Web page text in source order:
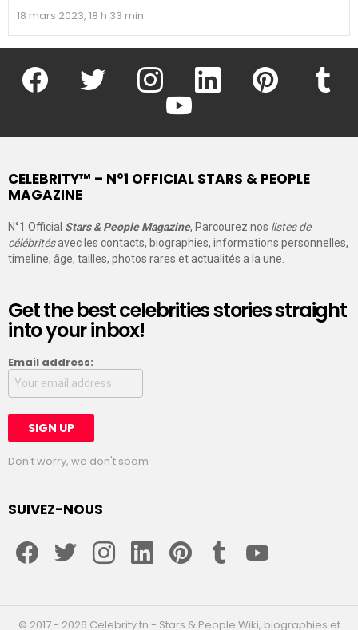
18 mars 2023, 18 h 33 min
facebook twitter instagram linkedin pinterest
youtube
CELEBRITY™ – N°1 OFFICIAL STARS & PEOPLE
MAGAZINE
N°1 Official Stars & People Magazine, Parcourez nos listes de
célébritésavec les contacts, biographies, informations personnelles,
timeline, âge, tailles, photos rares et actualités a la une.
Get the best celebrities stories straight
into your inbox!
Email address:
Don't worry, we don't spam
SUIVEZ-NOUS
© 2017 - 2026 Celebrity.tn - Stars & People Wiki, biographies et